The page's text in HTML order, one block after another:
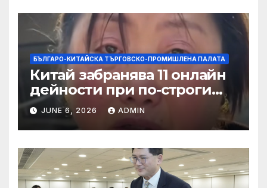
БЪЛГАРО-КИТАЙСКА ТЪРГОВСКО-ПРОМИШЛЕНА ПАЛАТА
Китай забранява 11 онлайн
дейности при по-строги
правила за ограничаване на
слуховете и
кибернасилниците
JUNE 6, 2026 ADMIN